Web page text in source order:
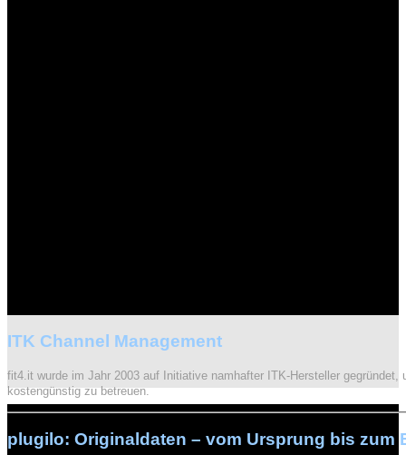
ITK Channel Management
fit4.it wurde im Jahr 2003 auf Initiative namhafter ITK-Hersteller
kostengünstig zu betreuen.
plugilo: Originaldaten – vom Ursprung bis zum